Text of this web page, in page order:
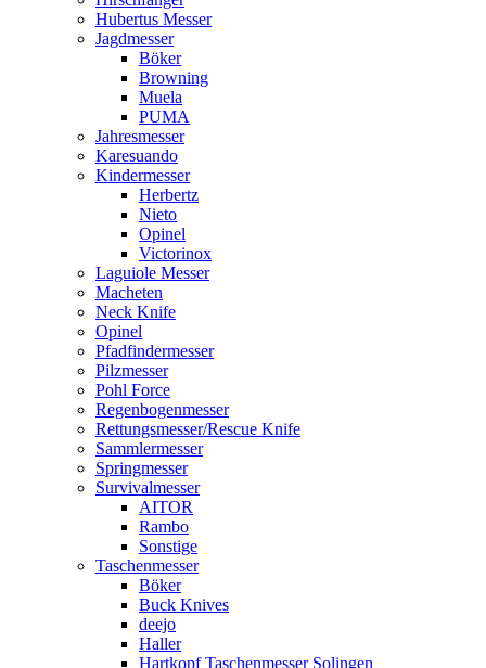
Hubertus Messer
Jagdmesser
Böker
Browning
Muela
PUMA
Jahresmesser
Karesuando
Kindermesser
Herbertz
Nieto
Opinel
Victorinox
Laguiole Messer
Macheten
Neck Knife
Opinel
Pfadfindermesser
Pilzmesser
Pohl Force
Regenbogenmesser
Rettungsmesser/Rescue Knife
Sammlermesser
Springmesser
Survivalmesser
AITOR
Rambo
Sonstige
Taschenmesser
Böker
Buck Knives
deejo
Haller
Hartkopf Taschenmesser Solingen